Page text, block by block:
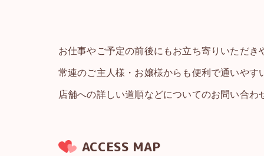
お仕事やご予定の前後にもお立ち寄りいただ
常連のご主人様・お嬢様からも便利で通いや
店舗への詳しい道順などについてのお問い合わ
ACCESS MAP